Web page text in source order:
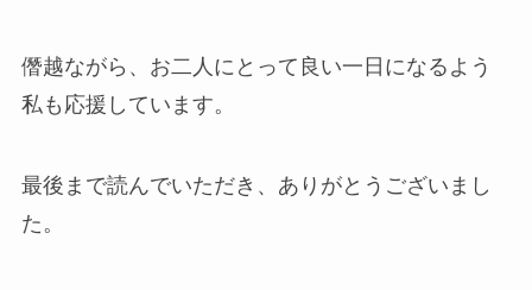
僭越ながら、お二人にとって良い一日になるよう
私も応援しています。
最後まで読んでいただき、ありがとうございまし
た。